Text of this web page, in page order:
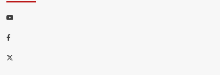
Youtube
Facebook
Twitter